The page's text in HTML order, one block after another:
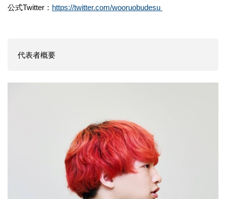
公式Twitter： https://twitter.com/wooruobudesu
代表者概要